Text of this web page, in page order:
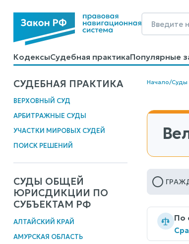
КодексыСудебная практикаПопулярные
КалькуляторыСправочные материалы
СУДЕБНАЯ ПРАКТИКА
ВЕРХОВНЫЙ СУД
АРБИТРАЖНЫЕ СУДЫ
УЧАСТКИ МИРОВЫХ СУДЕЙ
ПОИСК РЕШЕНИЙ
СУДЫ ОБЩЕЙ
ЮРИСДИКЦИИ ПО
СУБЪЕКТАМ РФ
АЛТАЙСКИЙ КРАЙ
АМУРСКАЯ ОБЛАСТЬ
Начало/Суды
По